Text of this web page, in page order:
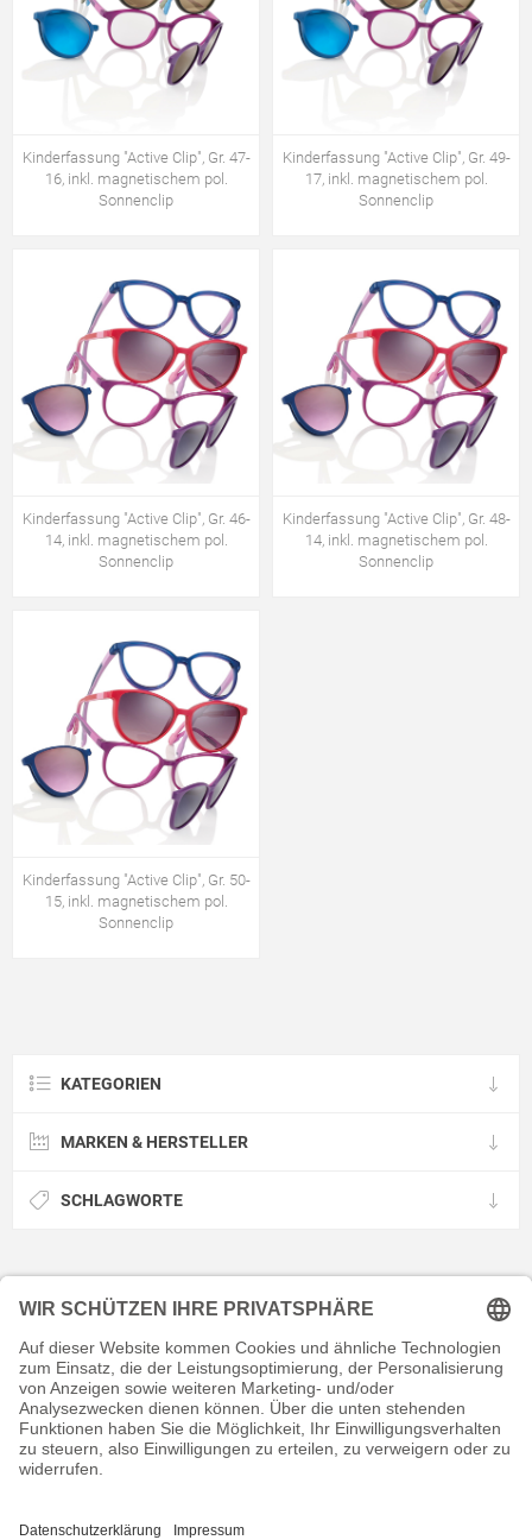
Kinderfassung "Active Clip", Gr. 47-
16, inkl. magnetischem pol.
Sonnenclip
Kinderfassung "Active Clip", Gr. 49-
17, inkl. magnetischem pol.
Sonnenclip
Kinderfassung "Active Clip", Gr. 46-
14, inkl. magnetischem pol.
Sonnenclip
Kinderfassung "Active Clip", Gr. 48-
14, inkl. magnetischem pol.
Sonnenclip
Kinderfassung "Active Clip", Gr. 50-
15, inkl. magnetischem pol.
Sonnenclip
KATEGORIEN
MARKEN & HERSTELLER
SCHLAGWORTE
KONTAKT
RECHTLICHES